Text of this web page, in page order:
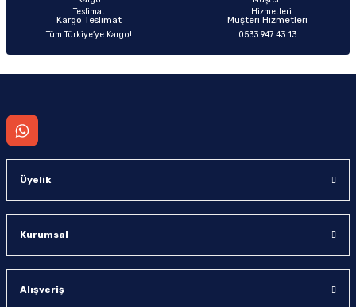
Kargo Teslimat
Tüm Türkiye’ye Kargo!
Müşteri Hizmetleri
0533 947 43 13
Üyelik
Kurumsal
Alışveriş